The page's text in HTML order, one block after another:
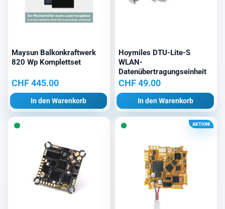
Maysun Balkonkraftwerk
820 Wp Komplettset
CHF445.00
In den Warenkorb
Hoymiles DTU-Lite-S
WLAN-
Datenübertragungseinheit
CHF49.00
In den Warenkorb
AKTION!